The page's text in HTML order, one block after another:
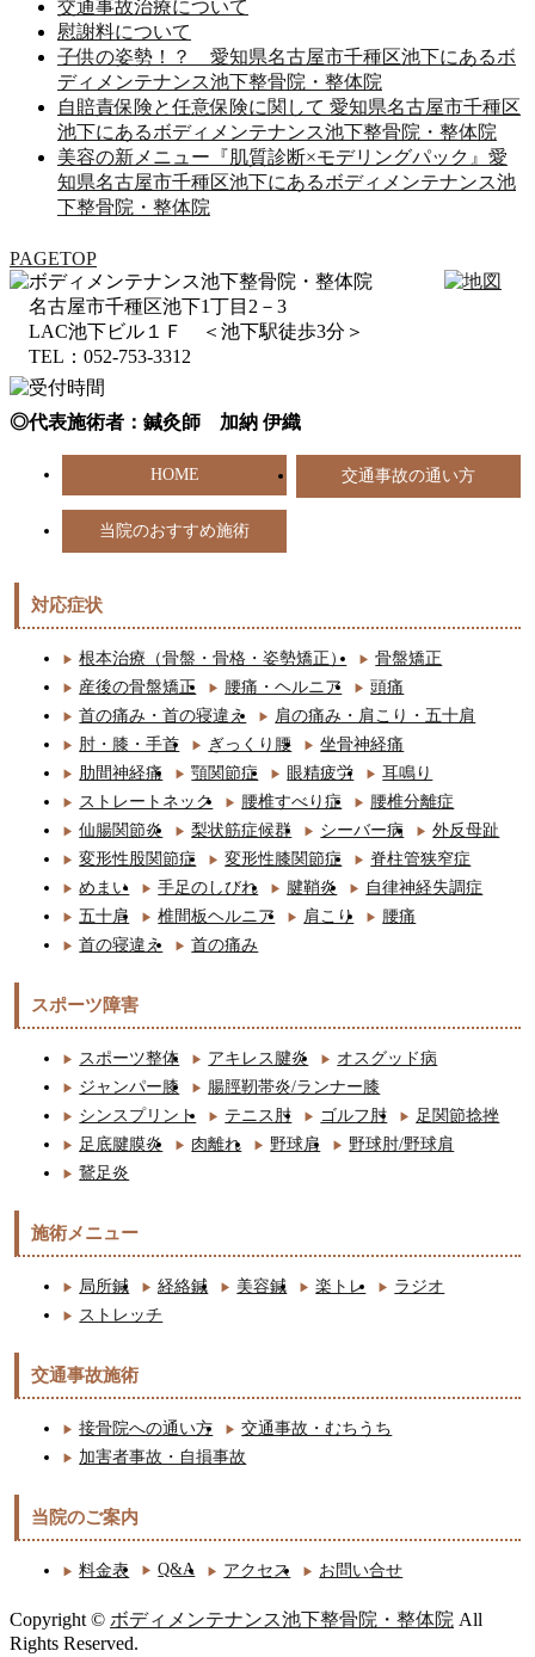
交通事故治療について
慰謝料について
子供の姿勢！？ 愛知県名古屋市千種区池下にあるボ
ディメンテナンス池下整骨院・整体院
自賠責保険と任意保険に関して 愛知県名古屋市千種区
池下にあるボディメンテナンス池下整骨院・整体院
美容の新メニュー『肌質診断×モデリングパック』愛
知県名古屋市千種区池下にあるボディメンテナンス池
下整骨院・整体院
PAGETOP
名古屋市千種区池下1丁目2－3
LAC池下ビル１Ｆ ＜池下駅徒歩3分＞
TEL：052-753-3312
◎代表施術者：鍼灸師 加納 伊織
HOME 交通事故の通い方
当院のおすすめ施術
対応症状
根本治療（骨盤・骨格・姿勢矯正）
骨盤矯正
産後の骨盤矯正
腰痛・ヘルニア
頭痛
首の痛み・首の寝違え
肩の痛み・肩こり・五十肩
肘・膝・手首
ぎっくり腰
坐骨神経痛
肋間神経痛
顎関節症 眼精疲労
耳鳴り
ストレートネック
腰椎すべり症
腰椎分離症
仙腸関節炎
梨状筋症候群 シーバー病
外反母趾
変形性股関節症
変形性膝関節症
脊柱管狭窄症
めまい
手足のしびれ 腱鞘炎
自律神経失調症
五十肩
椎間板ヘルニア 肩こり
腰痛
首の寝違え
首の痛み
スポーツ障害
スポーツ整体 アキレス腱炎
オスグッド病
ジャンパー膝
腸脛靭帯炎/ランナー膝
シンスプリント
テニス肘 ゴルフ肘
足関節捻挫
足底腱膜炎
肉離れ 野球肩
野球肘/野球肩
鵞足炎
施術メニュー
局所鍼 経絡鍼 美容鍼 楽トレ
ラジオ
ストレッチ
交通事故施術
接骨院への通い方
交通事故・むちうち
加害者事故・自損事故
当院のご案内
料金表 Q&A アクセス お問い合せ
Copyright © ボディメンテナンス池下整骨院・整体院 All
Rights Reserved.